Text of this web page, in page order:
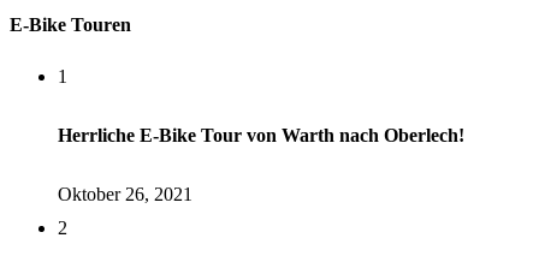
E-Bike Touren
1
Herrliche E-Bike Tour von Warth nach Oberlech!
Oktober 26, 2021
2